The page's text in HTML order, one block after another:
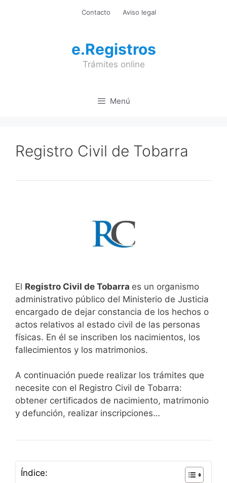
Contacto Aviso legal
e.Registros
Trámites online
Menú
Registro Civil de Tobarra
El Registro Civil de Tobarra es un organismo
administrativo público del Ministerio de Justicia
encargado de dejar constancia de los hechos o
actos relativos al estado civil de las personas
físicas. En él se inscriben los nacimientos, los
fallecimientos y los matrimonios.
A continuación puede realizar los trámites que
necesite con el Registro Civil de Tobarra:
obtener certificados de nacimiento, matrimonio
y defunción, realizar inscripciones…
Índice: